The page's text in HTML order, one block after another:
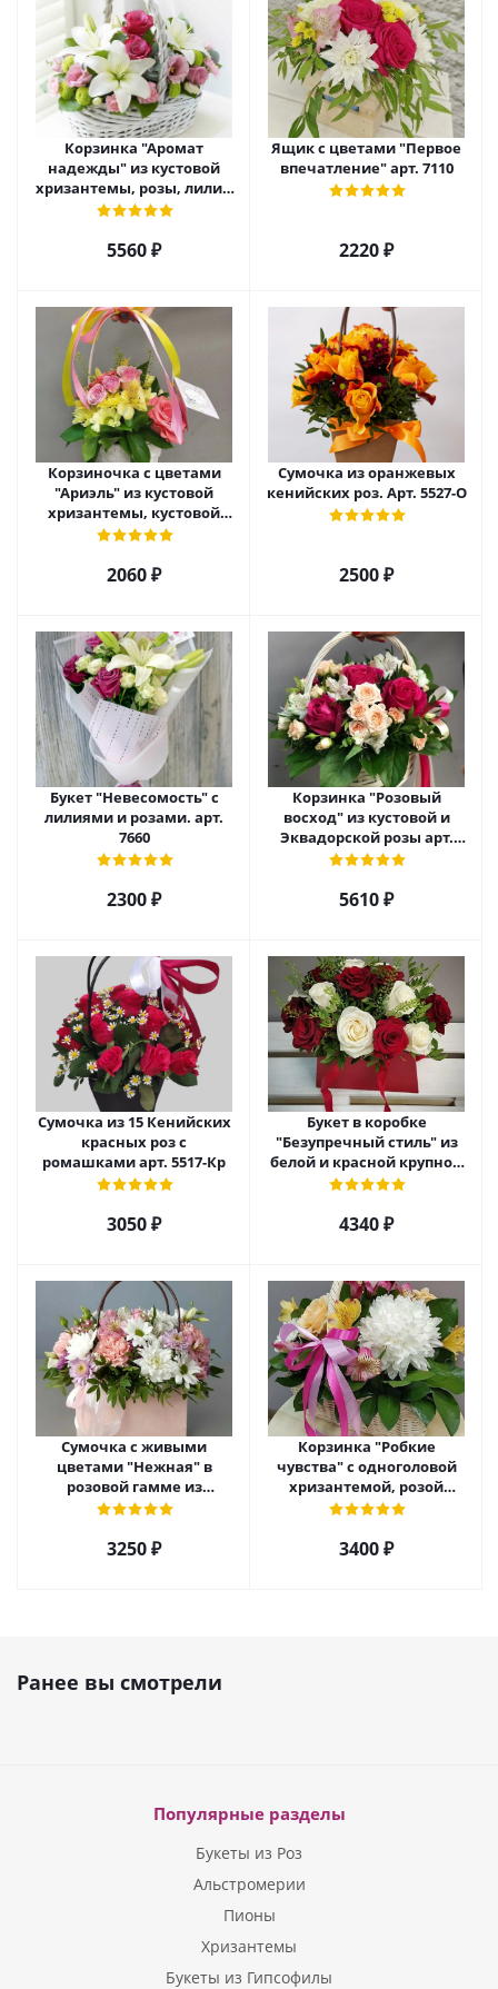
Корзинка "Аромат
надежды" из кустовой
хризантемы, розы, лилий
и эустомы. арт. 7751
5560 ₽
Ящик с цветами "Первое
впечатление" арт. 7110
2220 ₽
Корзиночка с цветами
"Ариэль" из кустовой
хризантемы, кустовой
розы и альстромерии арт.
2060 ₽
Сумочка из оранжевых
кенийских роз. Арт. 5527-О
2500 ₽
Букет "Невесомость" с
лилиями и розами. арт.
7660
2300 ₽
Корзинка "Розовый
восход" из кустовой и
Эквадорской розы арт.
5520
5610 ₽
Сумочка из 15 Кенийских
красных роз с
ромашками арт. 5517-Кр
3050 ₽
Букет в коробке
"Безупречный стиль" из
белой и красной крупной
розы Эквадор. арт. 5515
4340 ₽
Сумочка с живыми
цветами "Нежная" в
розовой гамме из
кустовой хризантемы,
3250 ₽
Корзинка "Робкие
чувства" с одноголовой
хризантемой, розой
Эквадор и альстромерией
3400 ₽
Ранее вы смотрели
Популярные разделы
Букеты из Роз
Альстромерии
Пионы
Хризантемы
Букеты из Гипсофилы